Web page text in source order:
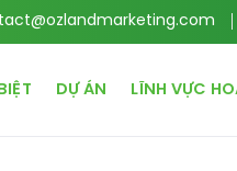
DỰ ÁN LĨNH VỰC